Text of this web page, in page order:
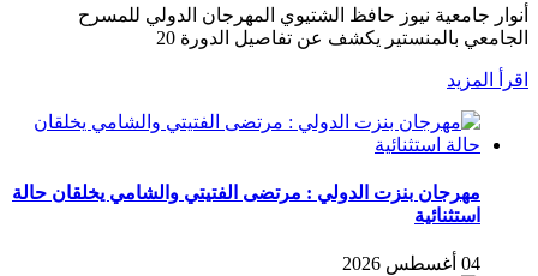
أنوار جامعية نيوز حافظ الشتيوي المهرجان الدولي للمسرح
الجامعي بالمنستير يكشف عن تفاصيل الدورة 20
اقرأ المزيد
مهرجان بنزت الدولي : مرتضى الفتيتي والشامي يخلقان حالة
استثنائية
04 أغسطس 2026